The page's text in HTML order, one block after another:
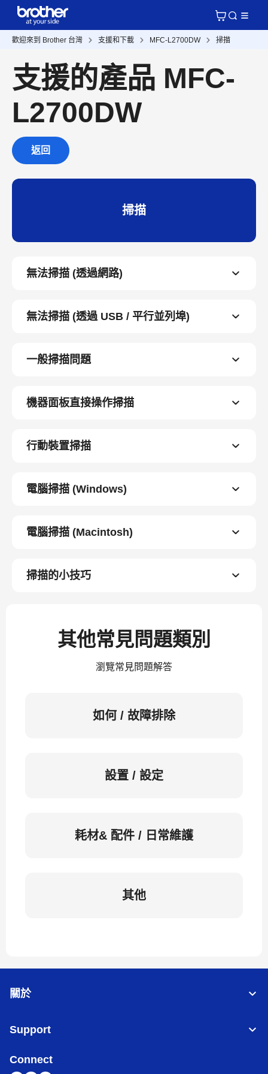
歡迎來到 Brother 台灣 支援和下載 MFC-L2700DW 掃描
支援的產品 MFC-
L2700DW
返回
掃描
無法掃描 (透過網路)
無法掃描 (透過 USB / 平行並列埠)
一般掃描問題
機器面板直接操作掃描
行動裝置掃描
電腦掃描 (Windows)
電腦掃描 (Macintosh)
掃描的小技巧
其他常見問題類別
瀏覽常見問題解答
如何 / 故障排除
設置 / 設定
耗材& 配件 / 日常維護
其他
關於
Support
Connect